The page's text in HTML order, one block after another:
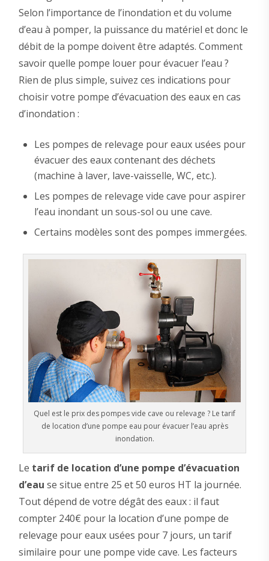
Selon l’importance de l’inondation et du volume
d’eau à pomper, la puissance du matériel et donc le
débit de la pompe doivent être adaptés. Comment
savoir quelle pompe louer pour évacuer l’eau ?
Rien de plus simple, suivez ces indications pour
choisir votre pompe d’évacuation des eaux en cas
d’inondation :
Les pompes de relevage pour eaux usées pour
évacuer des eaux contenant des déchets
(machine à laver, lave-vaisselle, WC, etc.).
Les pompes de relevage vide cave pour aspirer
l’eau inondant un sous-sol ou une cave.
Certains modèles sont des pompes immergées.
Quel est le prix des pompes vide cave ou relevage ? Le tarif
de location d’une pompe eau pour évacuer l’eau après
inondation.
Le tarif de location d’une pompe d’évacuation
d’eau se situe entre 25 et 50 euros HT la journée.
Tout dépend de votre dégât des eaux : il faut
compter 240€ pour la location d’une pompe de
relevage pour eaux usées pour 7 jours, un tarif
similaire pour une pompe vide cave. Les facteurs